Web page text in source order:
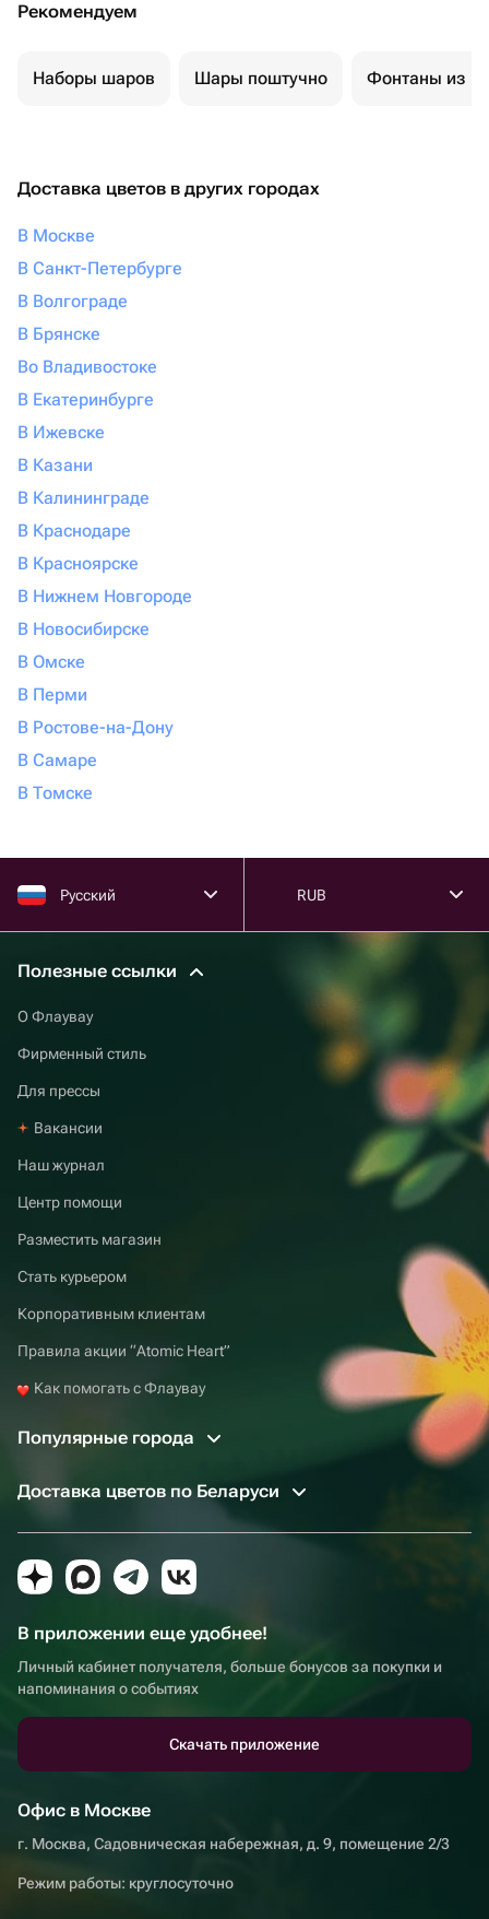
Рекомендуем
Наборы шаров Шары поштучно Фонтаны из
Доставка цветов в других городах
В Москве
В Санкт-Петербурге
В Волгограде
В Брянске
Во Владивостоке
В Екатеринбурге
В Ижевске
В Казани
В Калининграде
В Краснодаре
В Красноярске
В Нижнем Новгороде
В Новосибирске
В Омске
В Перми
В Ростове-на-Дону
В Самаре
В Томске
Русский RUB
Полезные ссылки
О Флаувау
Фирменный стиль
Для прессы
Вакансии
Наш журнал
Центр помощи
Разместить магазин
Стать курьером
Корпоративным клиентам
Правила акции “Atomic Heart”
Как помогать с Флаувау
Популярные города
Доставка цветов по Беларуси
В приложении еще удобнее!
Личный кабинет получателя, больше бонусов за покупки и
напоминания о событиях
Скачать приложение
Офис в Москве
г. Москва, Садовническая набережная, д. 9, помещение 2/3
Режим работы: круглосуточно